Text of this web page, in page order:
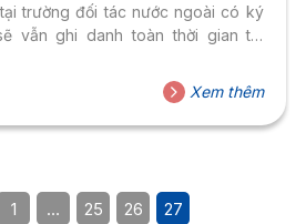
trường đối tác nước ngoài có ký
vẫn ghi danh toàn thời gian tại
2. Các trường đối tác của Đại Học
đối tác của ĐHHS ở Châu Âu:
Điển, Hà...
Xem thêm
1 … 25 26 27